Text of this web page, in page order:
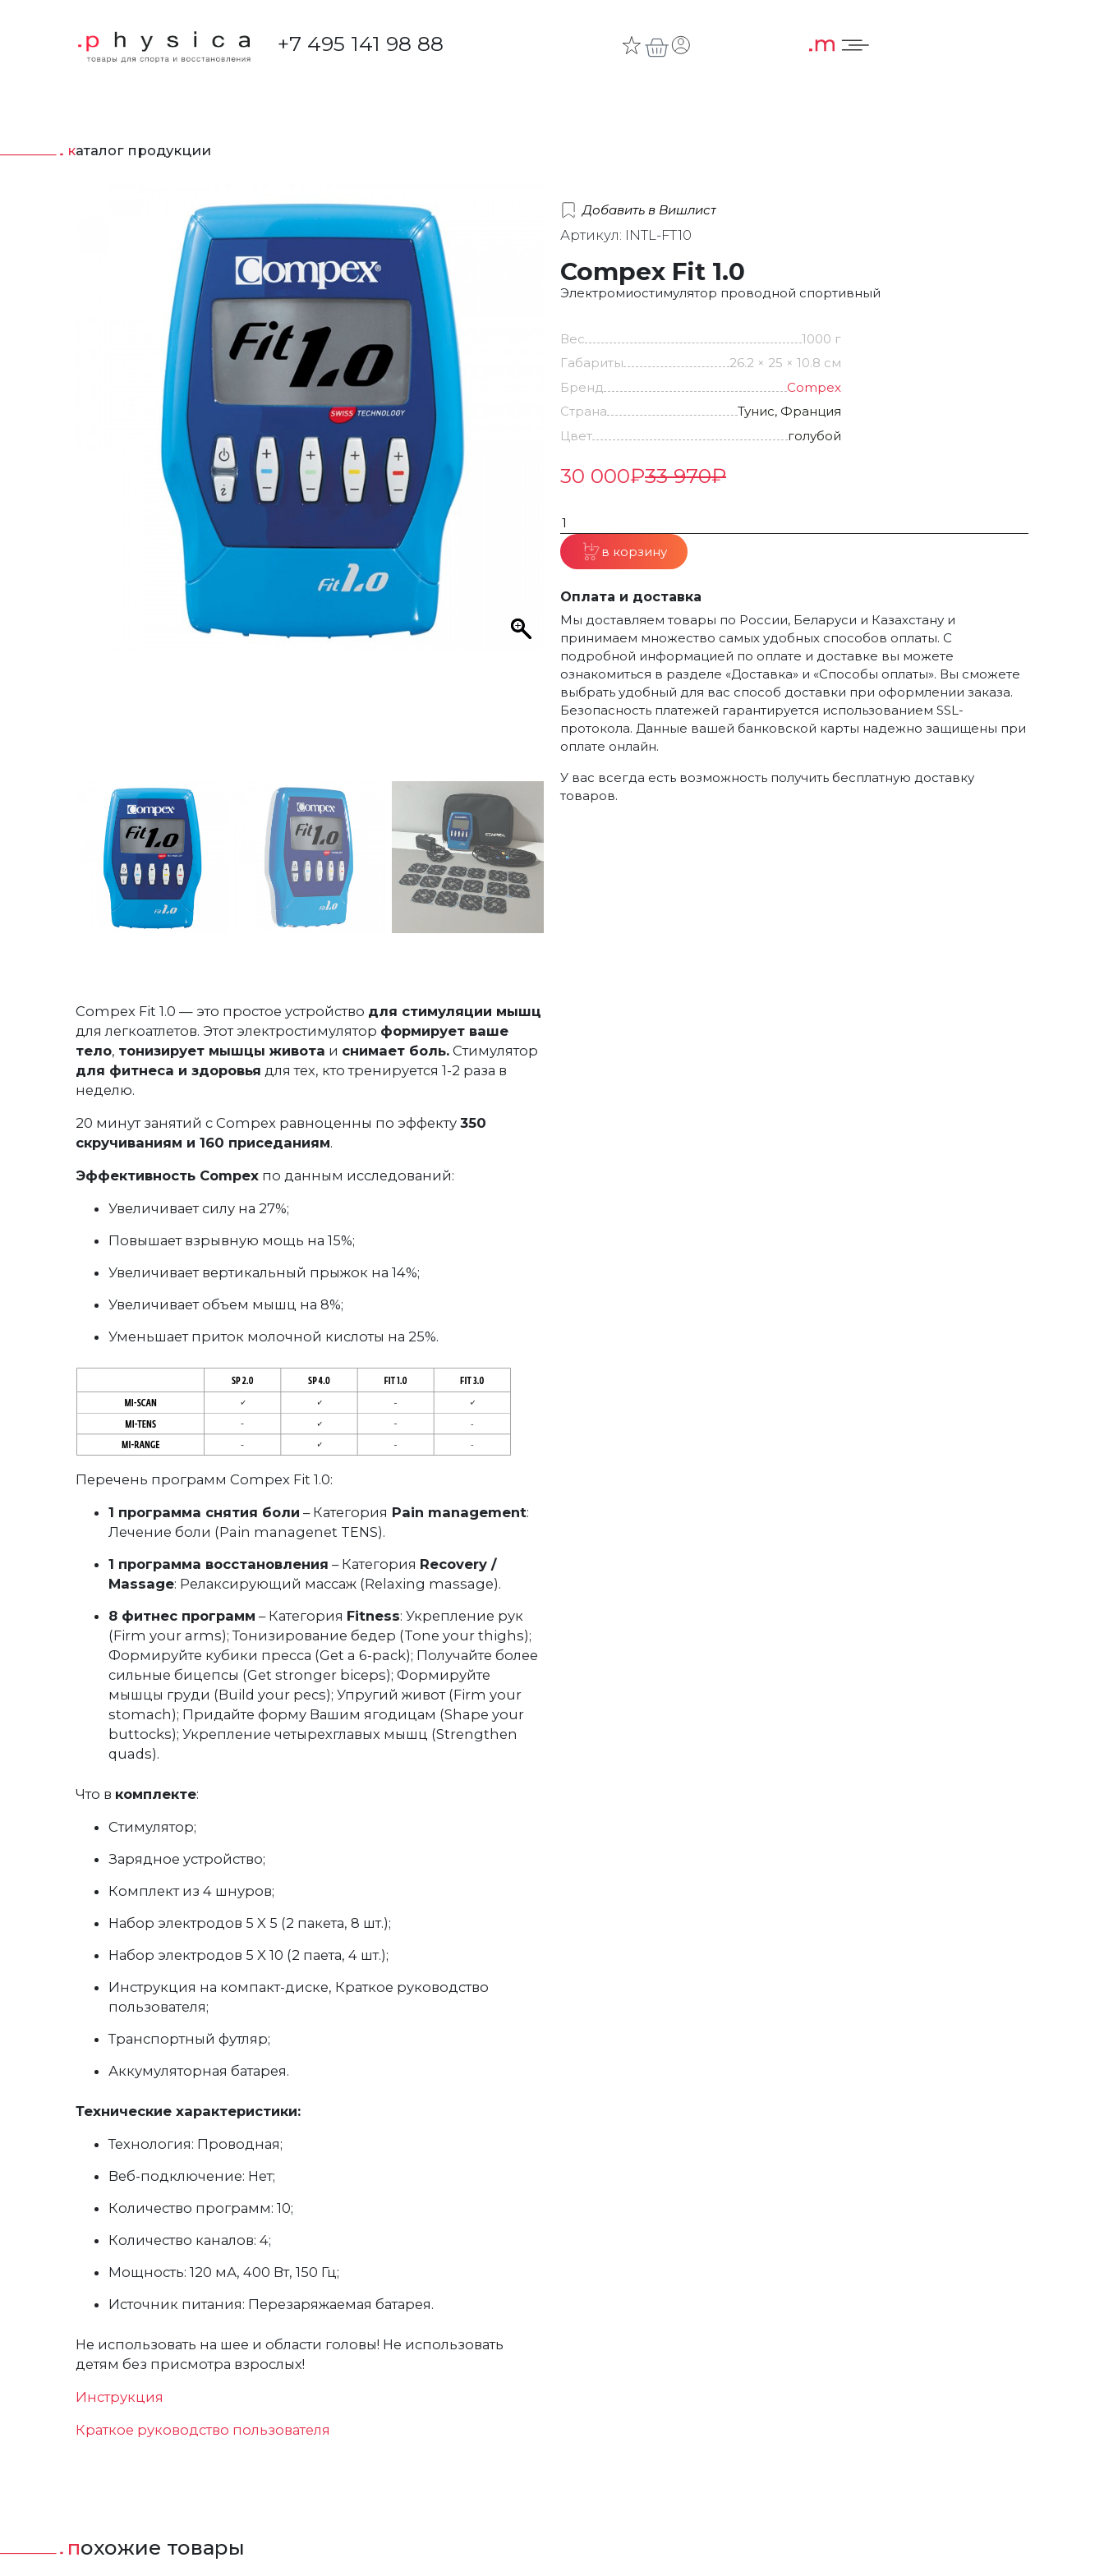
+7 495 141 98 88
каталог продукции
Compex Fit 1.0 — это простое устройство для стимуляции мышц
для легкоатлетов. Этот электростимулятор формирует ваше
тело, тонизирует мышцы живота и снимает боль. Стимулятор
для фитнеса и здоровья для тех, кто тренируется 1-2 раза в
неделю.
20 минут занятий с Compex равноценны по эффекту 350
скручиваниям и 160 приседаниям.
Эффективность Compex по данным исследований:
Увеличивает силу на 27%;
Повышает взрывную мощь на 15%;
Увеличивает вертикальный прыжок на 14%;
Увеличивает объем мышц на 8%;
Уменьшает приток молочной кислоты на 25%.
Перечень программ Compex Fit 1.0:
1 программа снятия боли – Категория Pain management:
Лечение боли (Pain managenet TENS).
1 программа восстановления – Категория Recovery /
Massage: Релаксирующий массаж (Relaxing massage).
8 фитнес программ – Категория Fitness: Укрепление рук
(Firm your arms); Тонизирование бедер (Tone your thighs);
Формируйте кубики пресса (Get a 6-pack); Получайте более
сильные бицепсы (Get stronger biceps); Формируйте
мышцы груди (Build your pecs); Упругий живот (Firm your
stomach); Придайте форму Вашим ягодицам (Shape your
buttocks); Укрепление четырехглавых мышц (Strengthen
quads).
Что в комплекте:
Стимулятор;
Зарядное устройство;
Комплект из 4 шнуров;
Набор электродов 5 X 5 (2 пакета, 8 шт.);
Набор электродов 5 X 10 (2 паета, 4 шт.);
Инструкция на компакт-диске, Краткое руководство
пользователя;
Транспортный футляр;
Аккумуляторная батарея.
Технические характеристики:
Технология: Проводная;
Веб-подключение: Нет;
Количество программ: 10;
Количество каналов: 4;
Мощность: 120 мА, 400 Вт, 150 Гц;
Источник питания: Перезаряжаемая батарея.
Не использовать на шее и области головы! Не использовать
детям без присмотра взрослых!
Инструкция
Краткое руководство пользователя
Добавить в Вишлист
Артикул: INTL-FT10
Compex Fit 1.0
Электромиостимулятор проводной спортивный
Вес
1000 г
Габариты
26.2 × 25 × 10.8 см
Бренд
Compex
Страна
Тунис, Франция
Цвет
голубой
33 970₽
30 000₽
в корзину
Оплата и доставка
Мы доставляем товары по России, Беларуси и Казахстану и
принимаем множество самых удобных способов оплаты. С
подробной информацией по оплате и доставке вы можете
ознакомиться в разделе «Доставка» и «Способы оплаты». Вы сможете
выбрать удобный для вас способ доставки при оформлении заказа.
Безопасность платежей гарантируется использованием SSL-
протокола. Данные вашей банковской карты надежно защищены при
оплате онлайн.
У вас всегда есть возможность получить бесплатную доставку
товаров.
похожие товары